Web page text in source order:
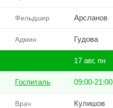
Фельдшер Арсланов
Админ Гудова
17 авг, пн
Госпиталь 09:00-21:00
Врач Кулишов